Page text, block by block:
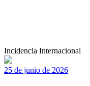
Incidencia Internacional
25 de junio de 2026